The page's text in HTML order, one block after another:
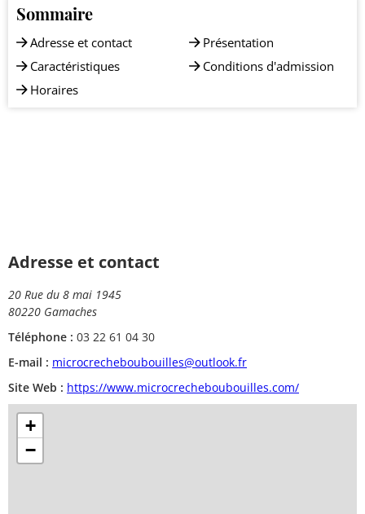
Sommaire
Adresse et contact
Caractéristiques
Horaires
Présentation
Conditions d'admission
Adresse et contact
20 Rue du 8 mai 1945
80220 Gamaches
Téléphone : 03 22 61 04 30
E-mail : microcrecheboubouilles@outlook.fr
Site Web : https://www.microcrecheboubouilles.com/
+
−